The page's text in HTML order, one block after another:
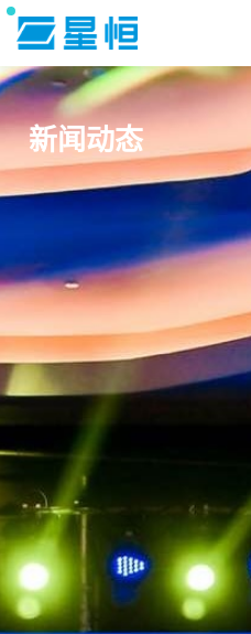
新闻动态